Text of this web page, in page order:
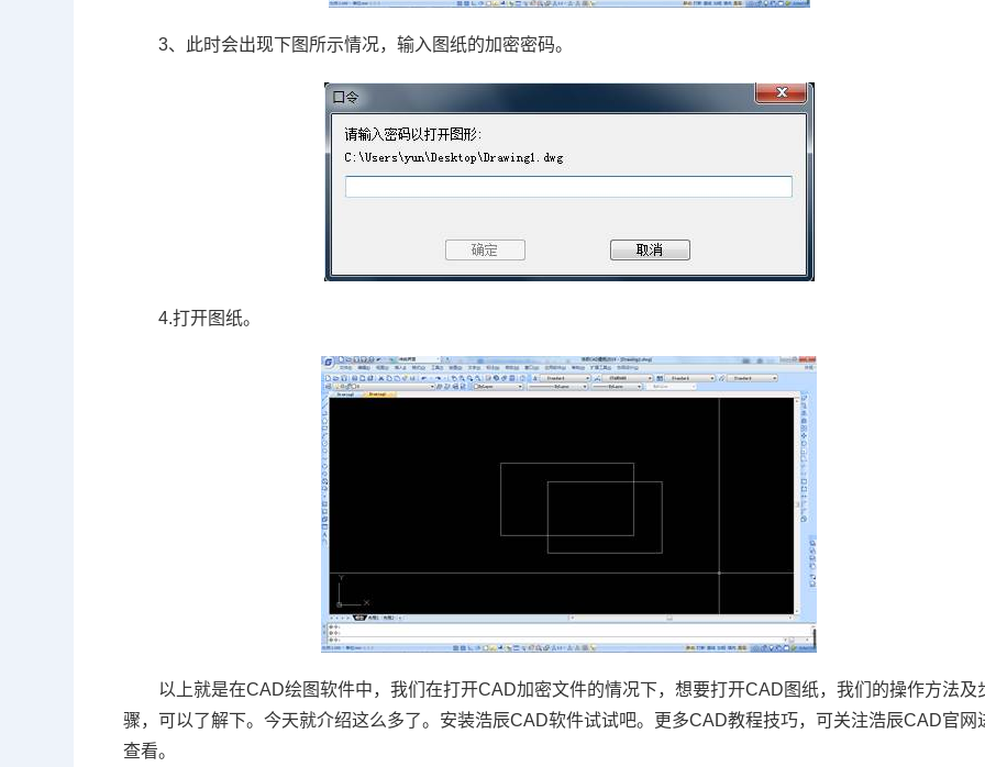
3、此时会出现下图所示情况，输入图纸的加密密码。
4.打开图纸。
以上就是在CAD绘图软件中，我们在打开CAD加密文件的情况下，想要打开CAD 图纸，我们的操作方法及
骤，可以了解下。今天就介绍这么多了。安装浩辰CAD软件试试吧。更多CAD教程技巧，可关注浩辰CAD官网
查看。